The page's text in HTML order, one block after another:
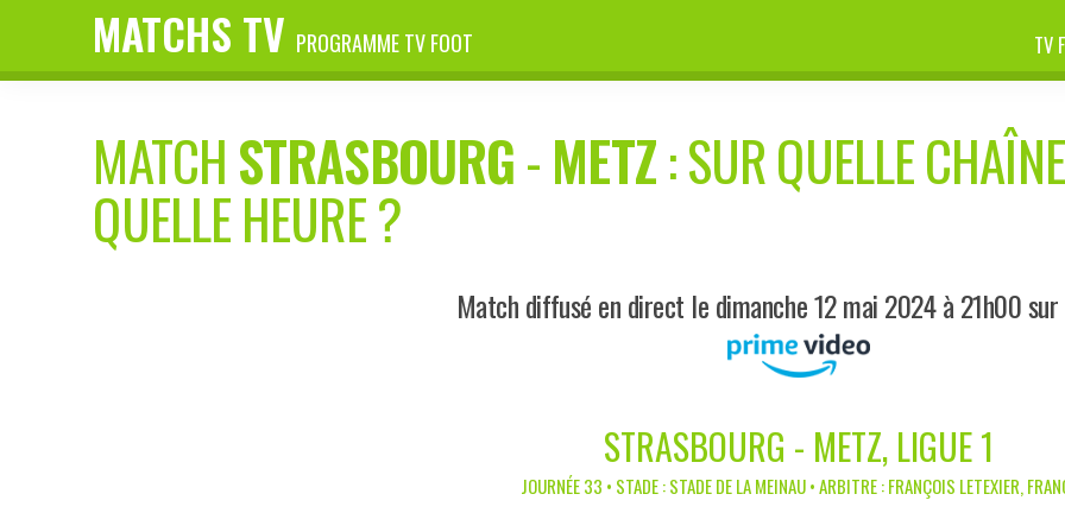
MATCHS TV PROGRAMME TV FOOT TV
MATCHSTRASBOURG-METZ: SUR QUELLE
QUELLE HEURE ?
Match diffusé en direct le dimanche 12 mai 2024 à 21h00 sur
STRASBOURG - METZ, LIGUE 1
JOURNÉE 33 • STADE : STADE DE LA MEINAU • ARBITRE : FRANÇOIS LETEXIER,